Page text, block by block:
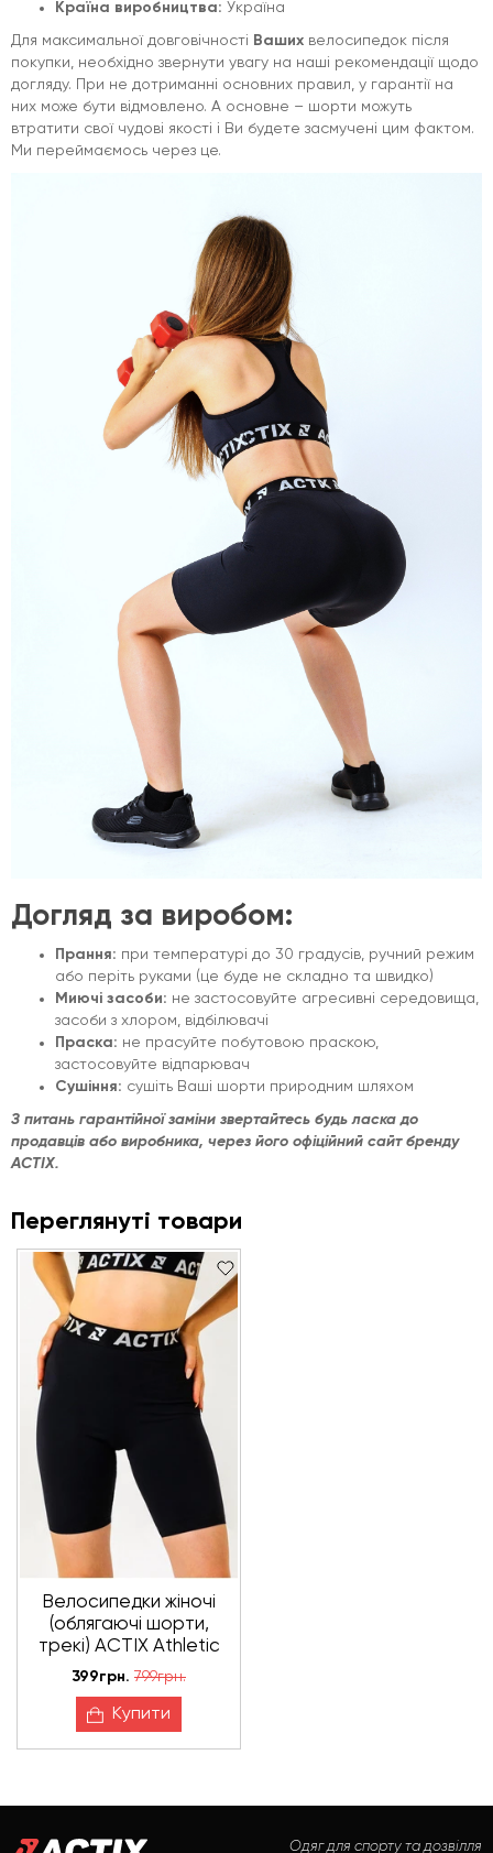
Країна виробництва: Україна
Для максимальної довговічності Ваших велосипедок після
покупки, необхідно звернути увагу на наші рекомендації щодо
догляду. При не дотриманні основних правил, у гарантії на
них може бути відмовлено. А основне – шорти можуть
втратити свої чудові якості і Ви будете засмучені цим фактом.
Ми переймаємось через це.
Догляд за виробом:
Прання: при температурі до 30 градусів, ручний режим
або періть руками (це буде не складно та швидко)
Миючі засоби: не застосовуйте агресивні середовища,
засоби з хлором, відбілювачі
Праска: не прасуйте побутовою праскою,
застосовуйте відпарювач
Сушіння: сушіть Ваші шорти природним шляхом
З питань гарантійної заміни звертайтесь будь ласка до
продавців або виробника, через його офіційний сайт бренду
ACTIX.
Переглянуті товари
Велосипедки жіночі
(облягаючі шорти,
трекі) ACTIX Athletic
Short Tracks, чорні
399грн. 799грн.
Купити
Одяг для спорту та дозвілля